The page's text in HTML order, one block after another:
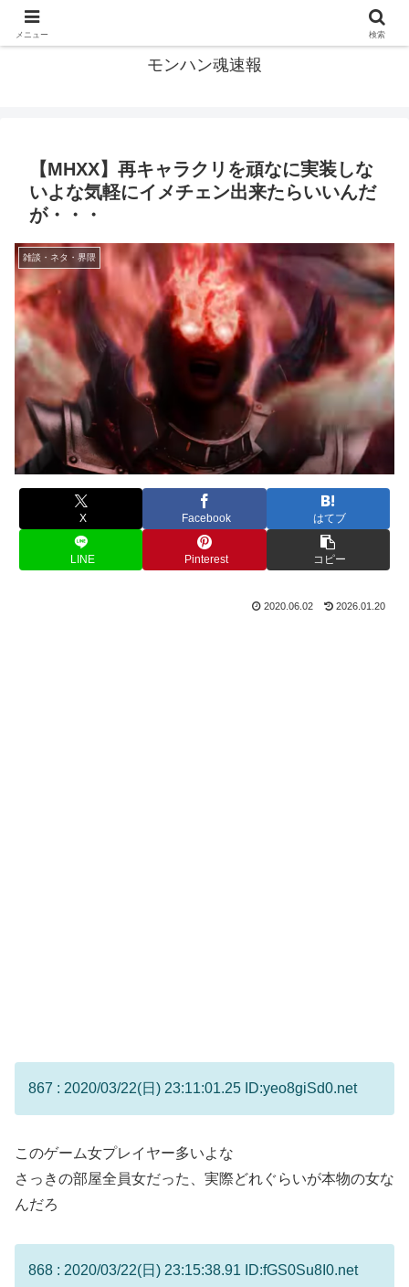
モンハン魂速報
【MHXX】再キャラクリを頑なに実装しな
いよな気軽にイメチェン出来たらいいんだ
が・・・
雑談・ネタ・界隈
X Facebook はてブ
LINE Pinterest コピー
2020.06.02 2026.01.20
867 : 2020/03/22(日) 23:11:01.25 ID:yeo8giSd0.net
このゲーム女プレイヤー多いよな
さっきの部屋全員女だった、実際どれぐらいが本物の女な
んだろ
868 : 2020/03/22(日) 23:15:38.91 ID:fGS0Su8I0.net
メニュー 検索